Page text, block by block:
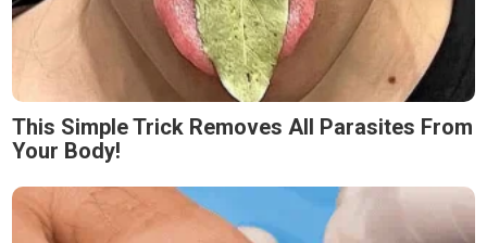
This Simple Trick Removes All Parasites From
Your Body!